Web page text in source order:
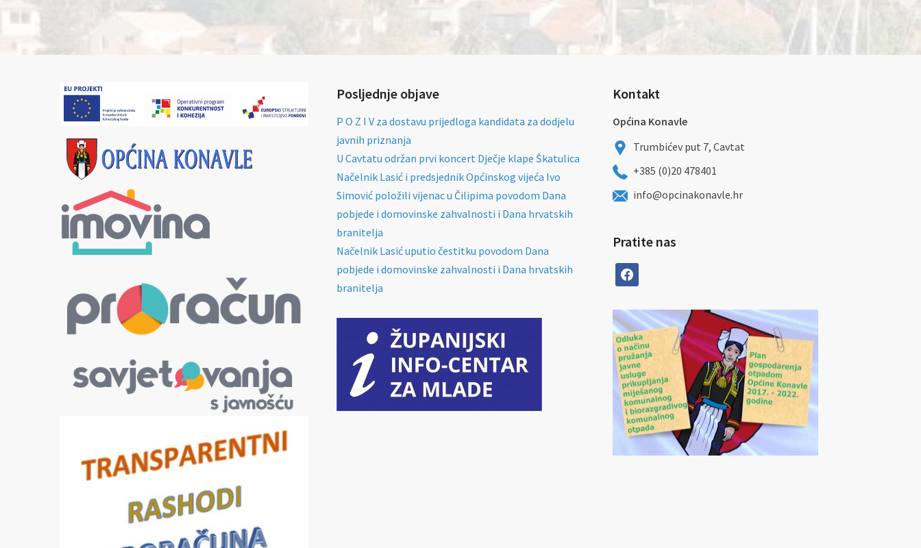
Posljednje objave
P O Z I V za dostavu prijedloga kandidata za dodjelu
javnih priznanja
U Cavtatu održan prvi koncert Dječje klape Škatulica
Načelnik Lasić i predsjednik Općinskog vijeća Ivo
Simović položili vijenac u Čilipima povodom Dana
pobjede i domovinske zahvalnosti i Dana hrvatskih
branitelja
Načelnik Lasić uputio čestitku povodom Dana
pobjede i domovinske zahvalnosti i Dana hrvatskih
branitelja
Kontakt
Općina Konavle
Trumbićev put 7, Cavtat
+385 (0)20 478401
info@opcinakonavle.hr
Pratite nas
facebook